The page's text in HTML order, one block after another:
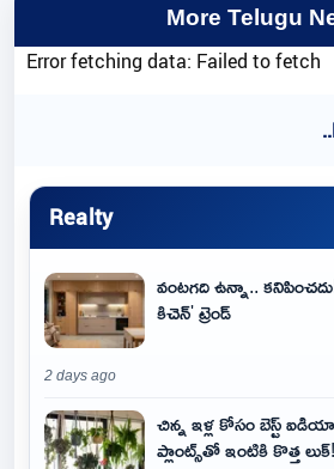
More Telugu
Error fetching data: Failed to fetch
Realty
వంటగది ఉన్నా..
కిచెన్' ట్రెండ్
2 days ago
చిన్న ఇళ్ల కోసం బెస్ట్
ప్లాంట్స్‌తో ఇంటికి కొత్త లుక్!